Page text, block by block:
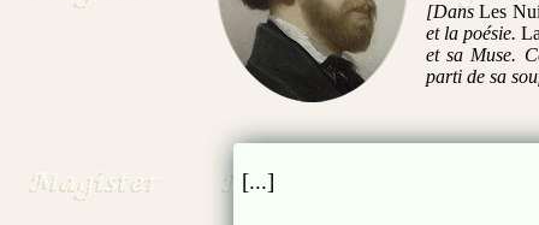
[DansLes
et la poésie.
et sa Muse.
parti de sa
[...]